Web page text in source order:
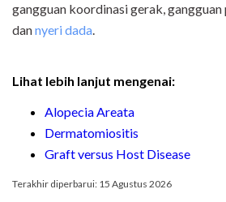
gangguan koordinasi gerak,
dannyeri dada.
Lihat lebih lanjut mengenai:
Alopecia Areata
Dermatomiositis
Graft versus Host Disease
Terakhir diperbarui: 15 Agustus 2026